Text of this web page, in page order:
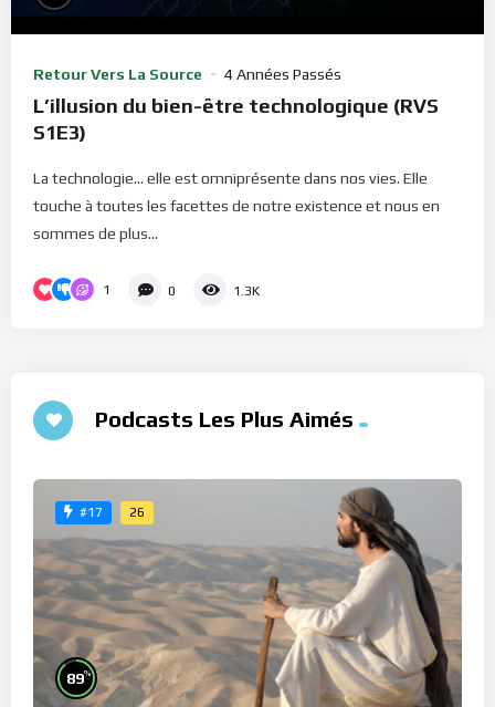
Retour Vers La Source 4 Années Passés
L’illusion du bien-être technologique (RVS
S1E3)
La technologie... elle est omniprésente dans nos vies. Elle
touche à toutes les facettes de notre existence et nous en
sommes de plus...
1 0 1.3K
Podcasts Les Plus Aimés
#17 26
89%